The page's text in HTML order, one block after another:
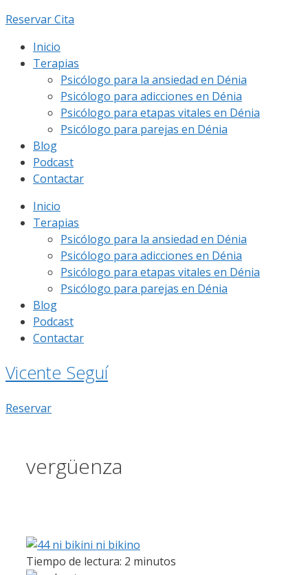
Reservar Cita
Inicio
Terapias
Psicólogo para la ansiedad en Dénia
Psicólogo para adicciones en Dénia
Psicólogo para etapas vitales en Dénia
Psicólogo para parejas en Dénia
Blog
Podcast
Contactar
Inicio
Terapias
Psicólogo para la ansiedad en Dénia
Psicólogo para adicciones en Dénia
Psicólogo para etapas vitales en Dénia
Psicólogo para parejas en Dénia
Blog
Podcast
Contactar
Vicente Seguí
Reservar
vergüenza
Tiempo de lectura: 2 minutos